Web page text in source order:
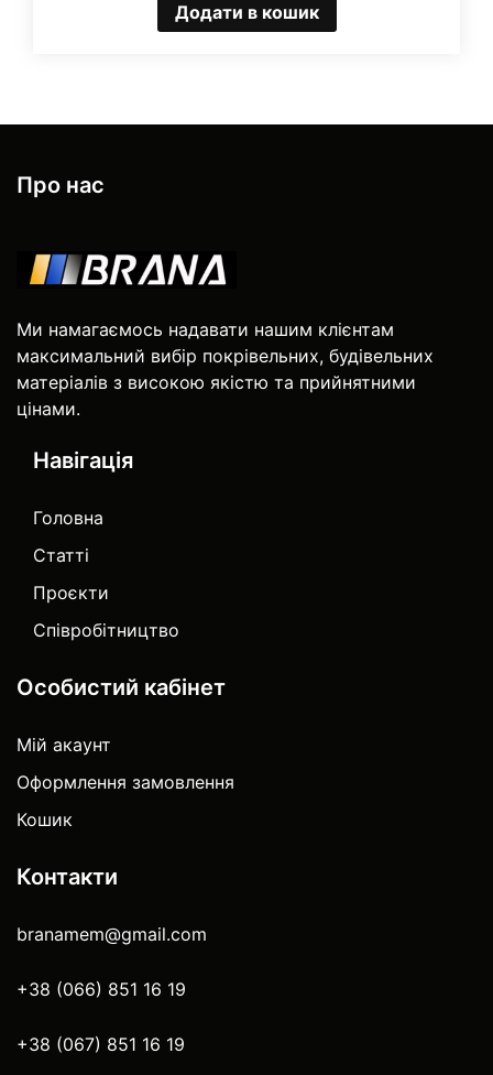
Додати в кошик
Про нас
Ми намагаємось надавати нашим клієнтам
максимальний вибір покрівельних, будівельних
матеріалів з високою якістю та прийнятними
цінами.
Навігація
Головна
Статті
Проєкти
Співробітництво
Особистий кабінет
Мій акаунт
Оформлення замовлення
Кошик
Контакти
branamem@gmail.com
+38 (066) 851 16 19
+38 (067) 851 16 19